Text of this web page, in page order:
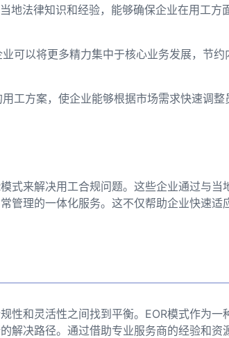
地法律知识和经验，能够确保企业在用工方
可以将更多精力集中于核心业务发展，节约
工方案，使企业能够根据市场需求快速调整
式来解决用工合规问题。这些企业通过与当
管理的一体化服务。这不仅帮助企业快速适
性和灵活性之间找到平衡。EOR模式作为一
解决路径。通过借助专业服务商的经验和资